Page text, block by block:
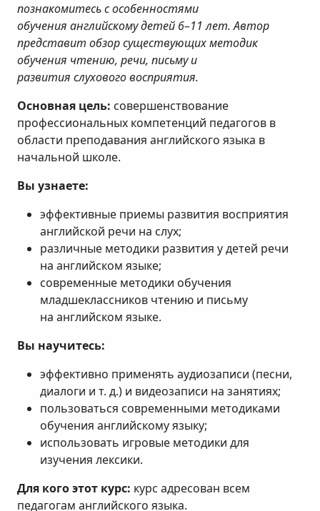
познакомитесь с особенностями
обучения английскому детей 6–11 лет. Автор
представит обзор существующих методик
обучения чтению, речи, письму и
развития слухового восприятия.
Основная цель: совершенствование
профессиональных компетенций педагогов в
области преподавания английского языка в
начальной школе.
Вы узнаете:
эффективные приемы развития восприятия
английской речи на слух;
различные методики развития у детей речи
на английском языке;
современные методики обучения
младшеклассников чтению и письму
на английском языке.
Вы научитесь:
эффективно применять аудиозаписи (песни,
диалоги и т. д.) и видеозаписи на занятиях;
пользоваться современными методиками
обучения английскому языку;
использовать игровые методики для
изучения лексики.
Для кого этот курс: курс адресован всем
педагогам английского языка.